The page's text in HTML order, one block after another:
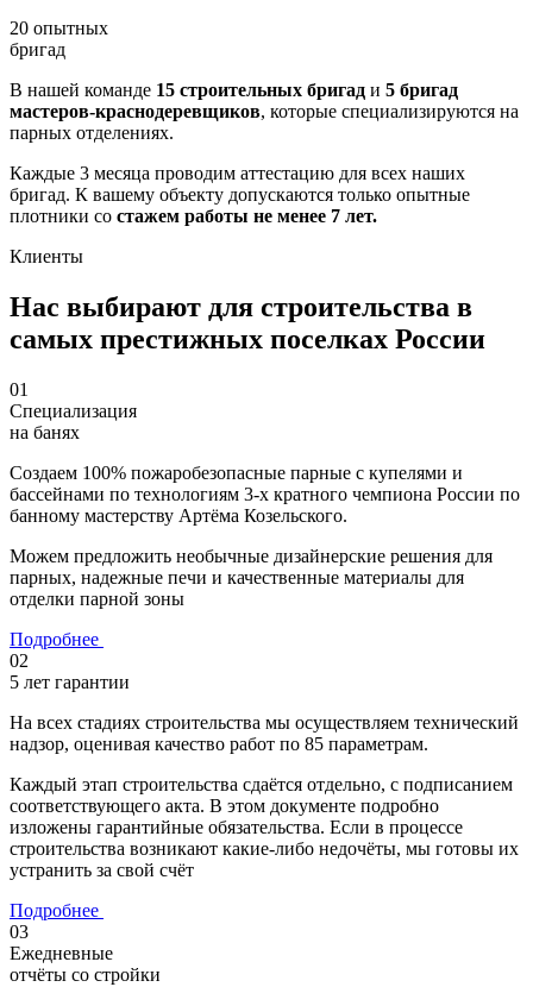
20 опытных
бригад
В нашей команде 15 строительных бригад и 5 бригад
мастеров-краснодеревщиков, которые специализируются на
парных отделениях.
Каждые 3 месяца проводим аттестацию для всех наших
бригад. К вашему объекту допускаются только опытные
плотники со стажем работы не менее 7 лет.
Клиенты
Нас выбирают для строительства в
самых престижных поселках России
01
Специализация
на банях
Создаем 100% пожаробезопасные парные с купелями и
бассейнами по технологиям 3-х кратного чемпиона России по
банному мастерству Артёма Козельского.
Можем предложить необычные дизайнерские решения для
парных, надежные печи и качественные материалы для
отделки парной зоны
Подробнее
02
5 лет гарантии
На всех стадиях строительства мы осуществляем технический
надзор, оценивая качество работ по 85 параметрам.
Каждый этап строительства сдаётся отдельно, с подписанием
соответствующего акта. В этом документе подробно
изложены гарантийные обязательства. Если в процессе
строительства возникают какие-либо недочёты, мы готовы их
устранить за свой счёт
Подробнее
03
Ежедневные
отчёты со стройки